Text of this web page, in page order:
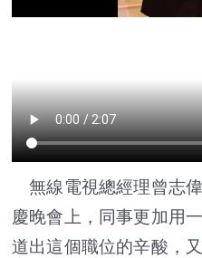
無線電視總經理曾志
慶晚會上，同事更加用
道出這個職位的辛酸，